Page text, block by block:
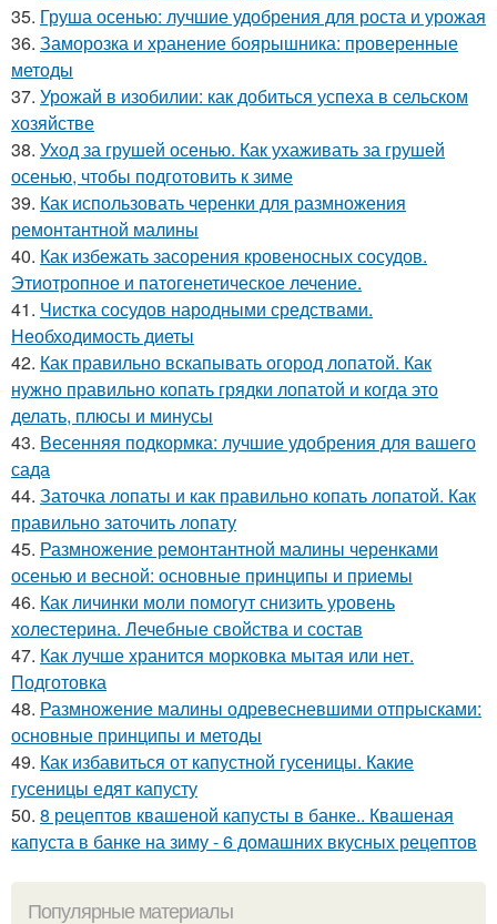
35. Груша осенью: лучшие удобрения для роста и урожая
36. Заморозка и хранение боярышника: проверенные
методы
37. Урожай в изобилии: как добиться успеха в сельском
хозяйстве
38. Уход за грушей осенью. Как ухаживать за грушей
осенью, чтобы подготовить к зиме
39. Как использовать черенки для размножения
ремонтантной малины
40. Как избежать засорения кровеносных сосудов.
Этиотропное и патогенетическое лечение.
41. Чистка сосудов народными средствами.
Необходимость диеты
42. Как правильно вскапывать огород лопатой. Как
нужно правильно копать грядки лопатой и когда это
делать, плюсы и минусы
43. Весенняя подкормка: лучшие удобрения для вашего
сада
44. Заточка лопаты и как правильно копать лопатой. Как
правильно заточить лопату
45. Размножение ремонтантной малины черенками
осенью и весной: основные принципы и приемы
46. Как личинки моли помогут снизить уровень
холестерина. Лечебные свойства и состав
47. Как лучше хранится морковка мытая или нет.
Подготовка
48. Размножение малины одревесневшими отпрысками:
основные принципы и методы
49. Как избавиться от капустной гусеницы. Какие
гусеницы едят капусту
50. 8 рецептов квашеной капусты в банке.. Квашеная
капуста в банке на зиму - 6 домашних вкусных рецептов
Популярные материалы